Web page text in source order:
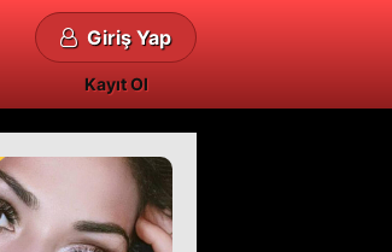
Giriş Yap
Kayıt Ol